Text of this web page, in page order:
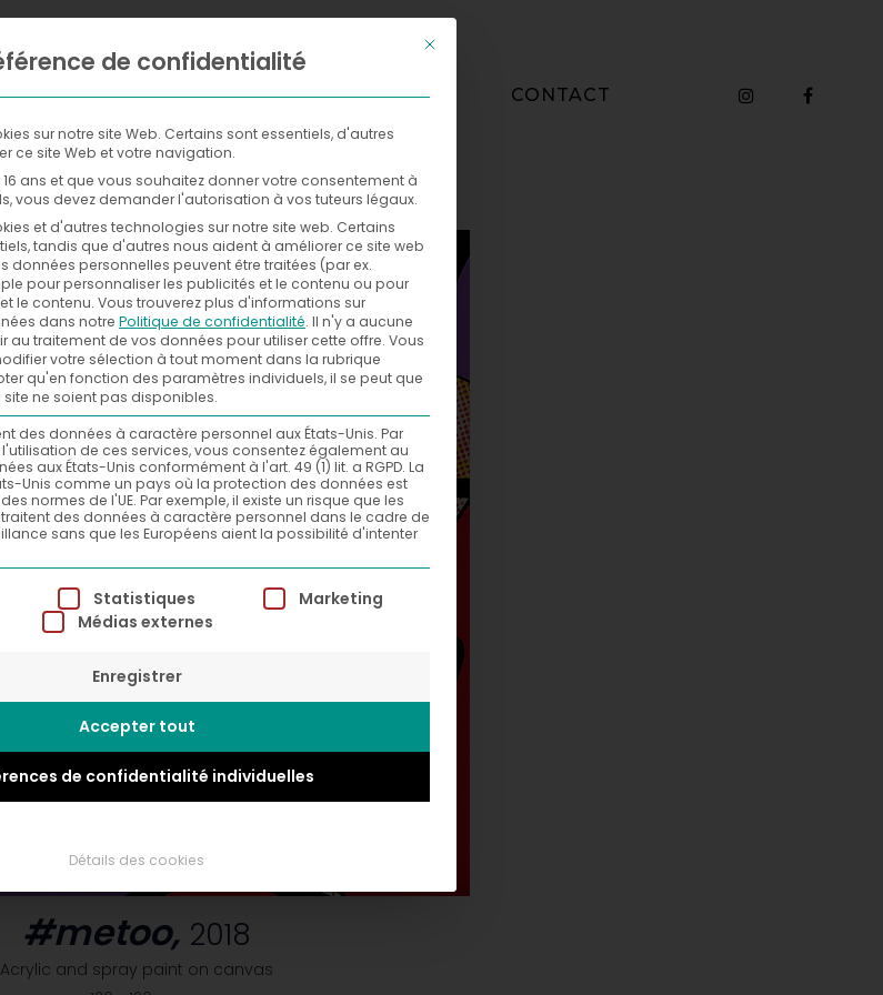
NOW WITH WHO CONTACT
#metoo, 2018
Acrylic and spray paint on canvas
Ce bouton ferme la boîte de dialogue. Ses fonctions sont
de confidentialité
sur notre site Web. Certains sont essentiels, d'autres
ce site Web et votre navigation.
ans et que vous souhaitez donner votre consentement à
vous devez demander l'autorisation à vos tuteurs légaux.
et d'autres technologies sur notre site web. Certains
tandis que d'autres nous aident à améliorer ce site web
données personnelles peuvent être traitées (par ex.
pour personnaliser les publicités et le contenu ou pour
le contenu. Vous trouverez plus d'informations sur
dans notre Politique de confidentialité. Il n'y a aucune
au traitement de vos données pour utiliser cette offre. Vous
votre sélection à tout moment dans la rubrique
qu'en fonction des paramètres individuels, il se peut que
ne soient pas disponibles.
des données à caractère personnel aux États-Unis. Par
de ces services, vous consentez également au
aux États-Unis conformément à l'art. 49 (1) lit. a RGPD. La
Unis comme un pays où la protection des données est
normes de l'UE. Par exemple, il existe un risque que les
des données à caractère personnel dans le cadre de
sans que les Européens aient la possibilité d'intenter
les groupes de services pour lesquels un consentement peut être donné. Le premier
Statistiques
Marketing
Médias externes
Enregistrer
Accepter tout
de confidentialité individuelles
Détails des cookies